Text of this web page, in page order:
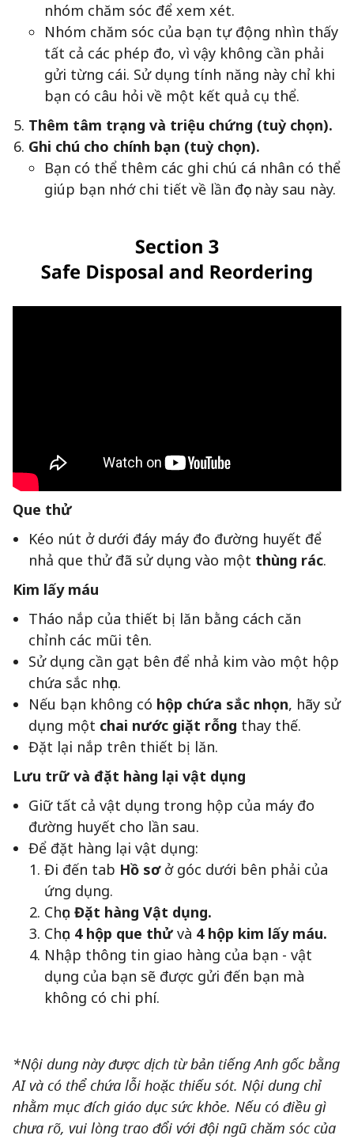
nhóm chăm sóc để xem xét.
Nhóm chăm sóc của bạn tự động nhìn thấy
tất cả các phép đo, vì vậy không cần phải
gửi từng cái. Sử dụng tính năng này chỉ khi
bạn có câu hỏi về một kết quả cụ thể.
Thêm tâm trạng và triệu chứng (tuỳ chọn).
Ghi chú cho chính bạn (tuỳ chọn).
Bạn có thể thêm các ghi chú cá nhân có thể
giúp bạn nhớ chi tiết về lần đọc này sau này.
Que thử
Kéo nút ở dưới đáy máy đo đường huyết để
nhả que thử đã sử dụng vào một thùng rác.
Kim lấy máu
Tháo nắp của thiết bị lăn bằng cách căn
chỉnh các mũi tên.
Sử dụng cần gạt bên để nhả kim vào một hộp
chứa sắc nhọn.
Nếu bạn không có hộp chứa sắc nhọn, hãy sử
dụng một chai nước giặt rỗng thay thế.
Đặt lại nắp trên thiết bị lăn.
Lưu trữ và đặt hàng lại vật dụng
Giữ tất cả vật dụng trong hộp của máy đo
đường huyết cho lần sau.
Để đặt hàng lại vật dụng:
Đi đến tab Hồ sơở góc dưới bên phải của
ứng dụng.
Chọn Đặt hàng Vật dụng.
Chọn 4 hộp que thử và 4 hộp kim lấy máu.
Nhập thông tin giao hàng của bạn - vật
dụng của bạn sẽ được gửi đến bạn mà
không có chi phí.
*Nội dung này được dịch từ bản tiếng Anh gốc bằng
AI và có thể chứa lỗi hoặc thiếu sót. Nội dung chỉ
nhằm mục đích giáo dục sức khỏe. Nếu có điều gì
chưa rõ, vui lòng trao đổi với đội ngũ chăm sóc của